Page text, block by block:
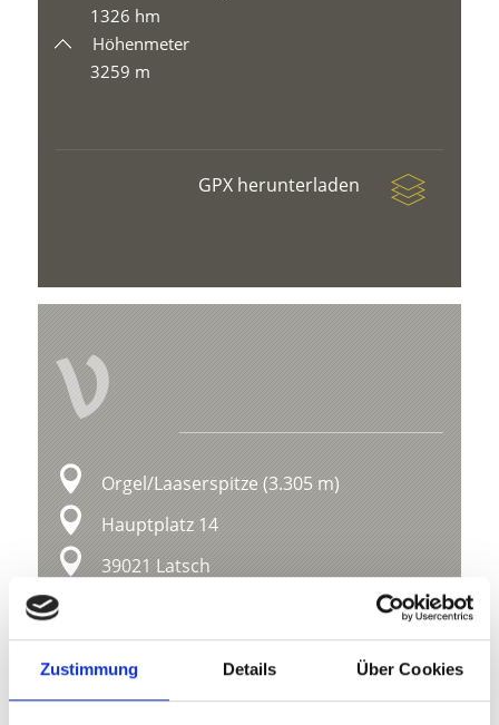
Zustimmung Details Über Cookies
1326 hm
Höhenmeter
3259 m
GPX herunterladen
V
Orgel/Laaserspitze (3.305 m)
Hauptplatz 14
39021 Latsch
Lage
Impressionen